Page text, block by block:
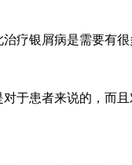
疗银屑病是需要有很
于患者来说的，而